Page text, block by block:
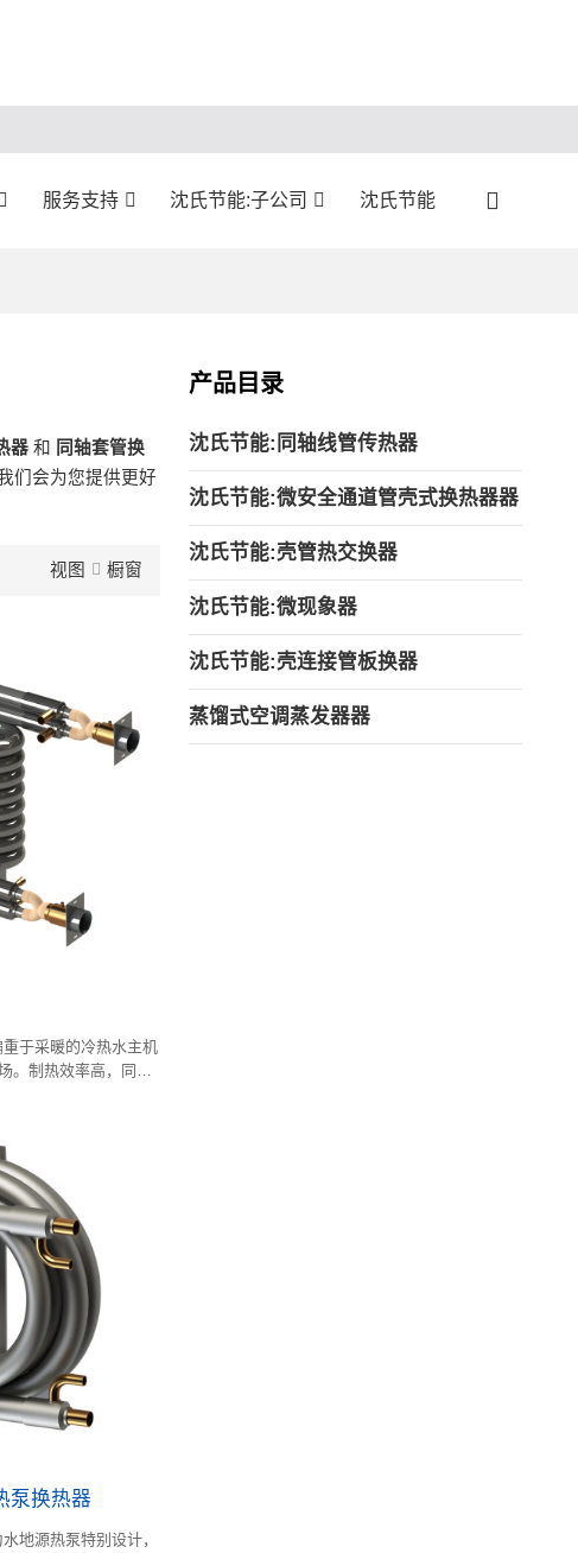
服务支持 沈氏节能:子公司 沈氏节能
器和 同轴套管换
们会为您提供更好
视图 橱窗
于采暖的冷热水主机
。制热效率高，同时
泵换热器
地源热泵特别设计，
产品目录
沈氏节能:同轴线管传热器
沈氏节能:微安全通道管壳式换热器器
沈氏节能:壳管热交换器
沈氏节能:微现象器
沈氏节能:壳连接管板换器
蒸馏式空调蒸发器器